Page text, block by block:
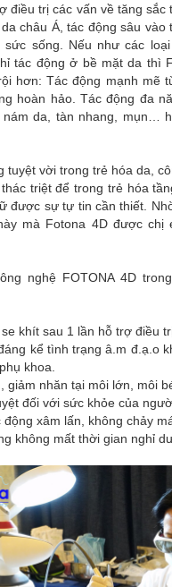
điều trị các vấn về tăng
châu Á, tác động sâu vào
sức sống. Nếu như các
tác động ở bề mặt da thì
hơn: Tác động mạnh mẽ
hoàn hảo. Tác động đa
da, tàn nhang, mụn…
tuyệt vời trong trẻ hóa da,
triệt để trong trẻ hóa
được sự tự tin cần thiết.
mà Fotona 4D được chị
nghệ FOTONA 4D
khít sau 1 lần hỗ trợ điều
kể tình trạng â.m đ.ạ.o
khoa.
giảm nhăn tại môi lớn, môi
đối với sức khỏe của
động xâm lấn, không chảy
không mất thời gian nghỉ